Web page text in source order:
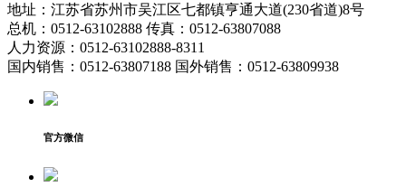
地址：江苏省苏州市吴江区七都镇亨通大道(230省道)8号
总机：0512-63102888 传真：0512-63807088
人力资源：0512-63102888-8311
国内销售：0512-63807188 国外销售：0512-63809938
官方微信